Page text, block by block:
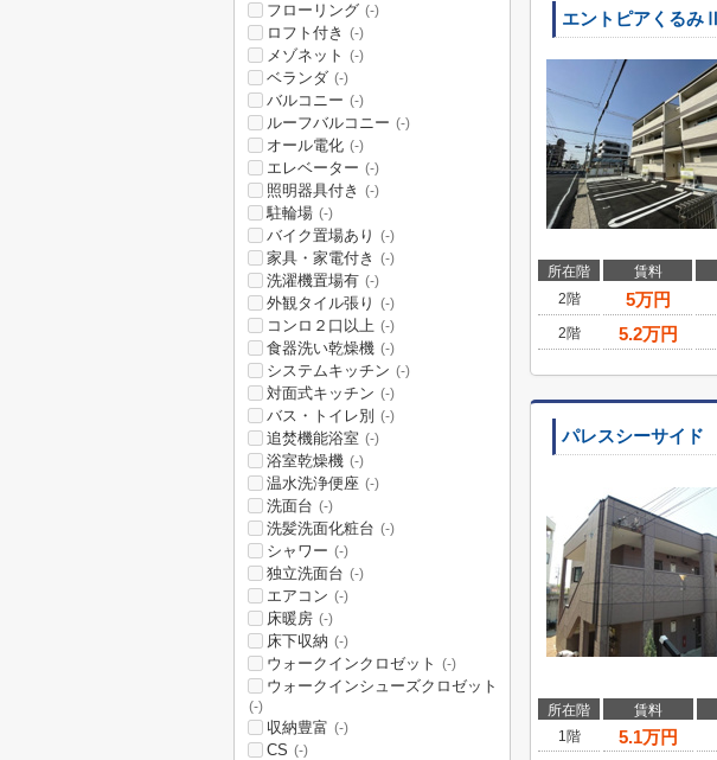
エントピアくるみⅡ
所在階 賃料
2階
5万円
2階
5.2万円
パレスシーサイド
所在階 賃料
1階
5.1万円
フローリング (-)
ロフト付き (-)
メゾネット (-)
ベランダ (-)
バルコニー (-)
ルーフバルコニー (-)
オール電化 (-)
エレベーター (-)
照明器具付き (-)
駐輪場 (-)
バイク置場あり (-)
家具・家電付き (-)
洗濯機置場有 (-)
外観タイル張り (-)
コンロ２口以上 (-)
食器洗い乾燥機 (-)
システムキッチン (-)
対面式キッチン (-)
バス・トイレ別 (-)
追焚機能浴室 (-)
浴室乾燥機 (-)
温水洗浄便座 (-)
洗面台 (-)
洗髪洗面化粧台 (-)
シャワー (-)
独立洗面台 (-)
エアコン (-)
床暖房 (-)
床下収納 (-)
ウォークインクロゼット (-)
ウォークインシューズクロゼット
(-)
収納豊富 (-)
CS (-)